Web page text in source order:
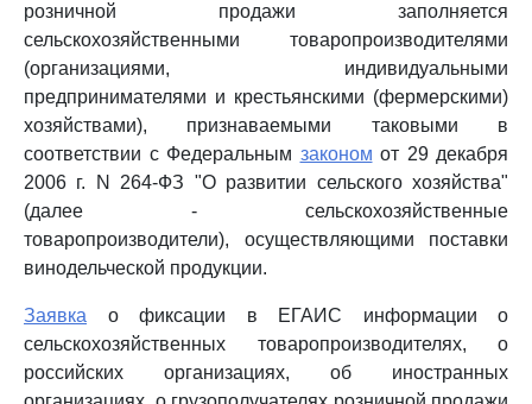
розничной продажи заполняется
сельскохозяйственными товаропроизводителями
(организациями, индивидуальными
предпринимателями и крестьянскими (фермерскими)
хозяйствами), признаваемыми таковыми в
соответствии с Федеральным законом от 29 декабря
2006 г. N 264-ФЗ "О развитии сельского хозяйства"
(далее - сельскохозяйственные
товаропроизводители), осуществляющими поставки
винодельческой продукции.
Заявка о фиксации в ЕГАИС информации о
сельскохозяйственных товаропроизводителях, о
российских организациях, об иностранных